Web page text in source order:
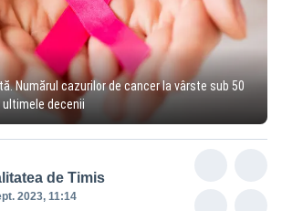
Numărul cazurilor de cancer la vârste sub 50
decenii
de Timis
2023, 11:14